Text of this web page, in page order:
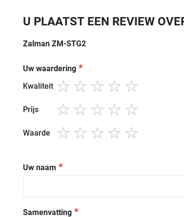
U PLAATST EEN REVIEW
Zalman ZM-STG2
Uw waardering
Kwaliteit
1
star
2
stars
3
stars
4
stars
5
stars
Prijs
1
star
2
stars
3
stars
4
stars
5
stars
Waarde
12345
Uw naam
Samenvatting